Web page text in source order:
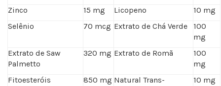
Zinco
15 mg Licopeno
10 mg
Selênio
70 mcg Extrato de Chá Verde
100
mg
Extrato de Saw
Palmetto
320 mg Extrato de Romã
100
mg
Fitoesteróis
850 mg Natural Trans-
10 mg